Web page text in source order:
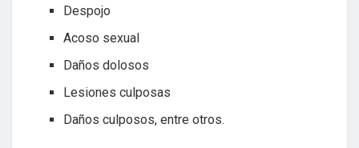
Despojo
Acoso sexual
Daños dolosos
Lesiones culposas
Daños culposos, entre otros.